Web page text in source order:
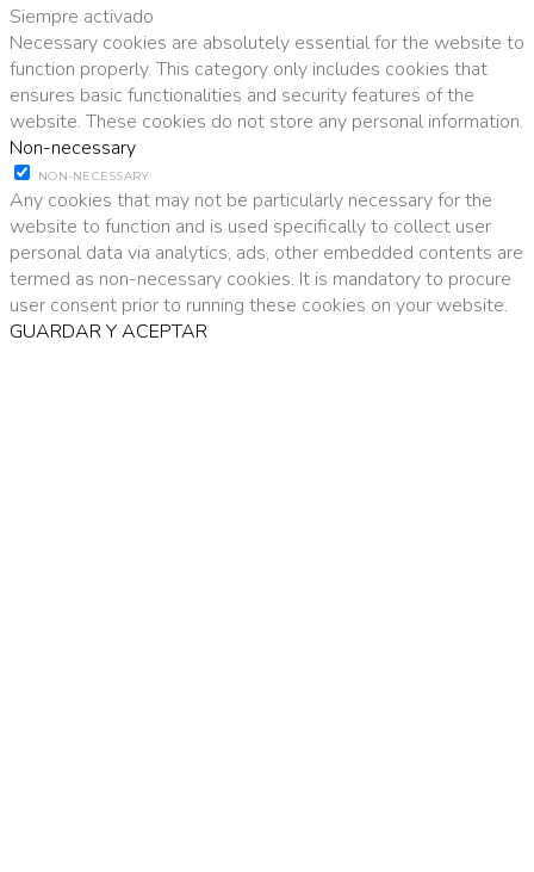
Siempre activado
Necessary cookies are absolutely essential for the website to
function properly. This category only includes cookies that
ensures basic functionalities and security features of the
website. These cookies do not store any personal information.
Non-necessary
NON-NECESSARY
Any cookies that may not be particularly necessary for the
website to function and is used specifically to collect user
personal data via analytics, ads, other embedded contents are
termed as non-necessary cookies. It is mandatory to procure
user consent prior to running these cookies on your website.
GUARDAR Y ACEPTAR